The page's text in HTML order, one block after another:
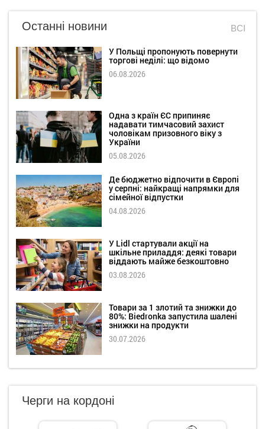
Останні новини ВСІ
У Польщі пропонують повернути
торгові неділі: що відомо
06.08.2026
Одна з країн ЄС припиняє
надавати тимчасовий захист
чоловікам призовного віку з
України
05.08.2026
Де бюджетно відпочити в Європі
у серпні: найкращі напрямки для
сімейної відпустки
04.08.2026
У Lidl стартували акції на
шкільне приладдя: деякі товари
віддають майже безкоштовно
03.08.2026
Товари за 1 злотий та знижки до
80%: Biedronka запустила шалені
знижки на продукти
30.07.2026
Черги на кордоні